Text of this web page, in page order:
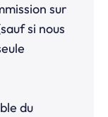
sur
si nous
du